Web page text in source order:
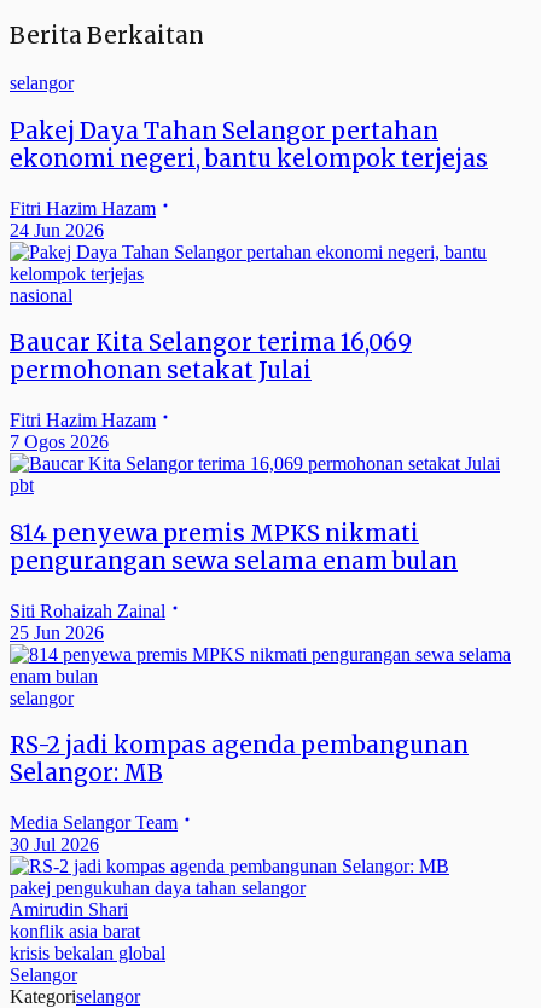
Berita Berkaitan
selangor
Pakej Daya Tahan Selangor pertahan
ekonomi negeri, bantu kelompok terjejas
Fitri Hazim Hazam
24 Jun 2026
nasional
Baucar Kita Selangor terima 16,069
permohonan setakat Julai
Fitri Hazim Hazam
7 Ogos 2026
pbt
814 penyewa premis MPKS nikmati
pengurangan sewa selama enam bulan
Siti Rohaizah Zainal
25 Jun 2026
selangor
RS-2 jadi kompas agenda pembangunan
Selangor: MB
Media Selangor Team
30 Jul 2026
pakej pengukuhan daya tahan selangor
Amirudin Shari
konflik asia barat
krisis bekalan global
Selangor
Kategoriselangor